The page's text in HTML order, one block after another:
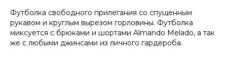
Футболка свободного прилегания со спущенным
рукавом и круглым вырезом горловины. Футболка
миксуется с брюками и шортами Almando Melado, а так
же с любыми джинсами из личного гардероба.